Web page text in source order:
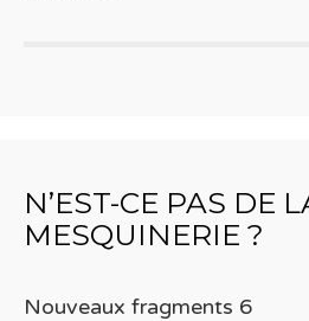
N’EST-CE PAS DE
MESQUINERIE ?
Nouveaux fragments 6